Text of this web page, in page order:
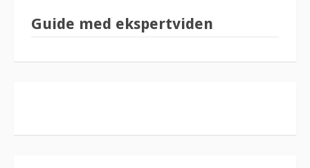
Guide med ekspertviden